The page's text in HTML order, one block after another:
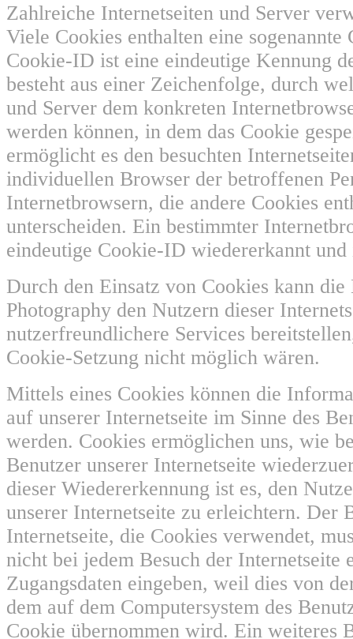
Zahlreiche Internetseiten und Server
Viele Cookies enthalten eine
Cookie-ID ist eine eindeutige Kennung
besteht aus einer Zeichenfolge, durch
und Server dem konkreten
werden können, in dem das Cookie
ermöglicht es den besuchten
individuellen Browser der betroffenen
Internetbrowsern, die andere Cookies
unterscheiden. Ein bestimmter
eindeutige Cookie-ID wiedererkannt
Durch den Einsatz von Cookies kann
Photography den Nutzern dieser
nutzerfreundlichere Services
Cookie-Setzung nicht möglich wären.
Mittels eines Cookies können die
auf unserer Internetseite im Sinne des
werden. Cookies ermöglichen uns, wie
Benutzer unserer Internetseite
dieser Wiedererkennung ist es, den
unserer Internetseite zu erleichtern. Der
Internetseite, die Cookies verwendet,
nicht bei jedem Besuch der Internetseite
Zugangsdaten eingeben, weil dies von
dem auf dem Computersystem des
Cookie übernommen wird. Ein weiteres